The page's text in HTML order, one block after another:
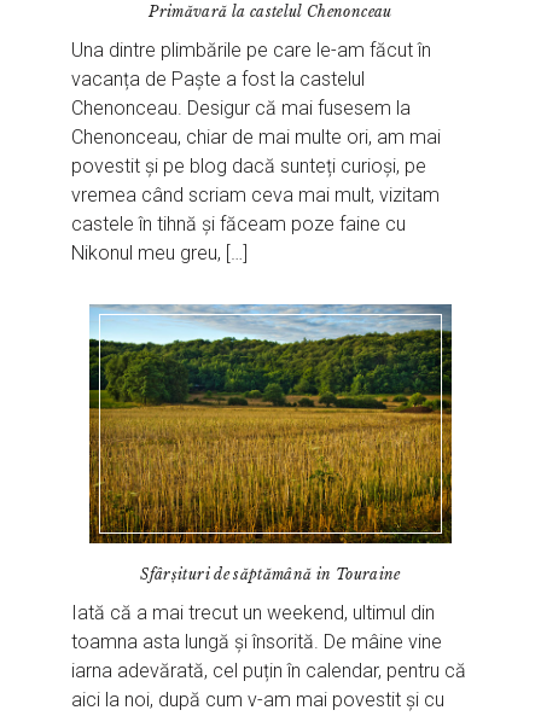
Primăvară la castelul Chenonceau
Una dintre plimbările pe care le-am făcut în
vacanța de Paște a fost la castelul
Chenonceau. Desigur că mai fusesem la
Chenonceau, chiar de mai multe ori, am mai
povestit și pe blog dacă sunteți curioși, pe
vremea când scriam ceva mai mult, vizitam
castele în tihnă și făceam poze faine cu
Nikonul meu greu, […]
Sfârșituri de săptămână in Touraine
Iată că a mai trecut un weekend, ultimul din
toamna asta lungă și însorită. De mâine vine
iarna adevărată, cel puțin în calendar, pentru că
aici la noi, după cum v-am mai povestit și cu